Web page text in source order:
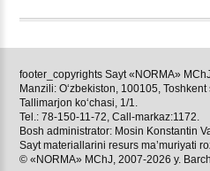
footer_copyrights Sayt «NORMA»
Manzili: Oʻzbekiston, 100105,
Tallimarjon koʻchasi, 1/1.
Tel.: 78-150-11-72, Call-markaz:1172.
Bosh administrator: Mosin Konstantin
Sayt materiallarini resurs ma’muriyati
© «NORMA» MChJ, 2007-2026 y.